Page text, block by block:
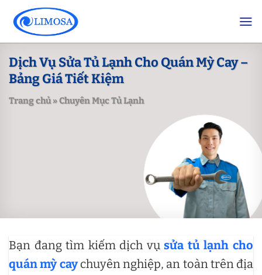
content
Dịch Vụ Sửa Tủ Lạnh Cho Quán Mỳ Cay –
Bảng Giá Tiết Kiệm
Trang chủ»Chuyên Mục Tủ Lạnh
Bạn đang tìm kiếm dịch vụsửa tủ lạnh cho
quán mỳ caychuyên nghiệp, an toàn trên địa